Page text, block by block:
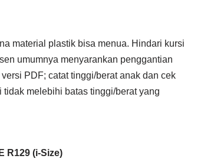
material plastik bisa menua. Hindari kursi
umumnya menyarankan penggantian
PDF; catat tinggi/berat anak dan cek
melebihi batas tinggi/berat yang
R129 (i-Size)